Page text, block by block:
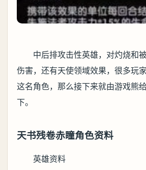
中后排攻击性英雄，对灼烧和
伤害，还有天使领域效果，很多玩
这名角色，那么接下来就由游戏熊
下。
天书残卷赤瞳角色资料
英雄资料